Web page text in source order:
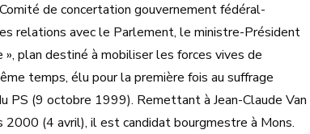
de concertation gouvernement fédéral-
relations avec le Parlement, le ministre-Président
plan destiné à mobiliser les forces vives de
temps, élu pour la première fois au suffrage
PS (9 octobre 1999). Remettant à Jean-Claude Van
(4 avril), il est candidat bourgmestre à Mons.